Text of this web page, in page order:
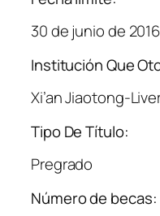
30 de junio de 2016
Institución Que
Xi’an Jiaotong-
Tipo De Título:
Pregrado
Número de becas: